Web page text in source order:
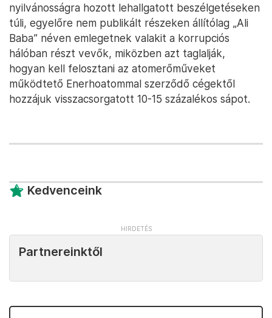
nyilvánosságra hozott lehallgatott beszélgetéseken
túli, egyelőre nem publikált részeken állítólag „Ali
Baba” néven emlegetnek valakit a korrupciós
hálóban részt vevők, miközben azt taglalják,
hogyan kell felosztani az atomerőműveket
működtető Enerhoatommal szerződő cégektől
hozzájuk visszacsorgatott 10-15 százalékos sápot.
Kedvenceink
Partnereinktől